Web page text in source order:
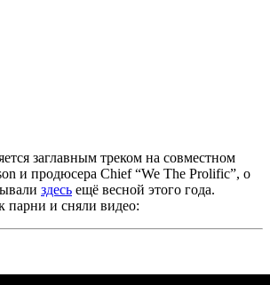
заглавным треком на совместном
и продюсера Chief “We The Prolific”, о
здесь ещё весной этого года.
парни и сняли видео: